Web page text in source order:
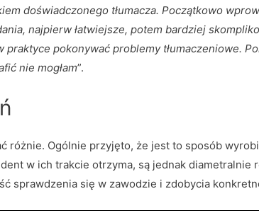
doświadczonego tłumacza. Początkowo
najpierw łatwiejsze, potem bardziej
praktyce pokonywać problemy tłumaczeniowe.
nie mogłam”.
różnie. Ogólnie przyjęto, że jest to sposób
w ich trakcie otrzyma, są jednak
sprawdzenia się w zawodzie i zdobycia